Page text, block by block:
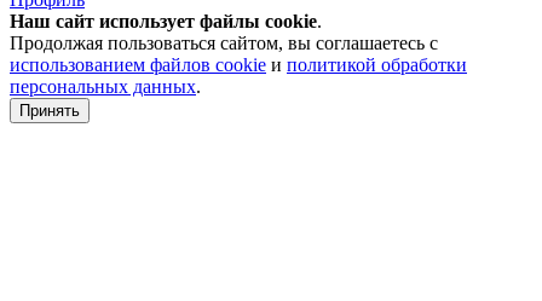
Наш сайт использует файлы cookie.
Продолжая пользоваться сайтом, вы соглашаетесь с
использованием файлов cookie и политикой обработки
персональных данных.
Принять